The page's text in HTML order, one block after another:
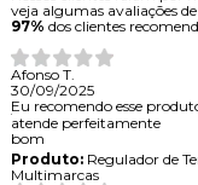
veja algumas avaliações
97% dos clientes
Afonso T.
30/09/2025
Eu recomendo esse
atende perfeitamente
bom
Produto:Regulador de
Multimarcas